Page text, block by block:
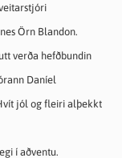
Örn Blandon.
verða hefðbundin
Daníel
jól og fleiri alþekkt
í aðventu.